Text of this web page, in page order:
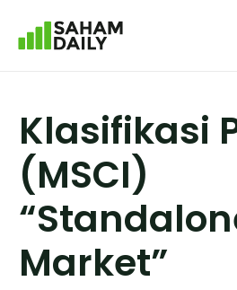
Klasifikasi
(MSCI)
Market”